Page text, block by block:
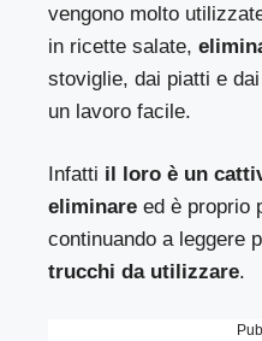
vengono molto
in ricette salate,
stoviglie, dai piatti e
un lavoro facile.
Infatti il loro è un
eliminare ed è proprio
continuando a leggere
trucchi da utilizzare.